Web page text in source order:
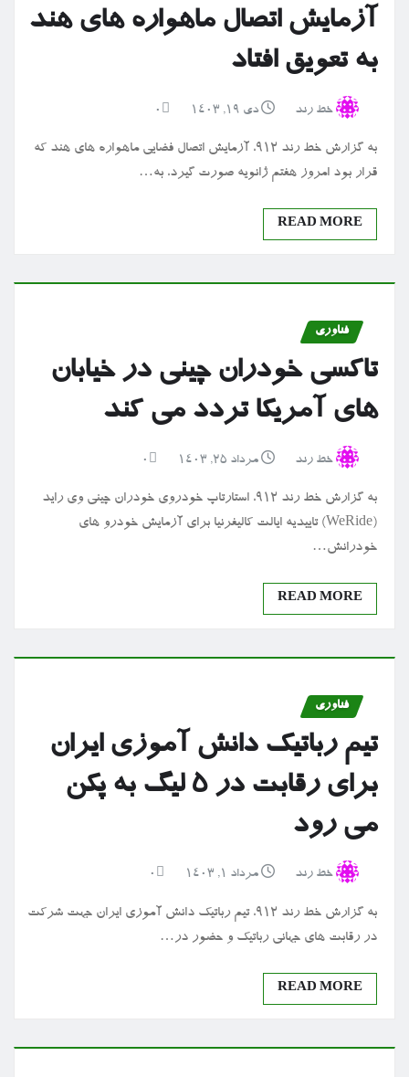
آزمایش اتصال ماهواره های هند
به تعویق افتاد
خط رند دی ۱۹, ۱۴۰۳ 0
به گزارش خط رند ۹۱۲، آزمایش اتصال فضایی ماهواره های هند که
قرار بود امروز هفتم ژانویه صورت گیرد، به…
READ MORE
فناوری
تاکسی خودران چینی در خیابان
های آمریکا تردد می کند
خط رند مرداد ۲۵, ۱۴۰۳ 0
به گزارش خط رند ۹۱۲، استارتاپ خودروی خودران چینی وی راید
(WeRide) تاییدیه ایالت کالیفرنیا برای آزمایش خودرو های
خودرانش…
READ MORE
فناوری
تیم رباتیک دانش آموزی ایران
برای رقابت در ۵ لیگ به پکن
می رود
خط رند مرداد ۱, ۱۴۰۳ 0
به گزارش خط رند ۹۱۲، تیم رباتیک دانش آموزی ایران جهت شرکت
در رقابت های جهانی رباتیک و حضور در…
READ MORE